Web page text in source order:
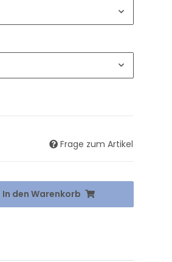
Frage zum Artikel
In den Warenkorb